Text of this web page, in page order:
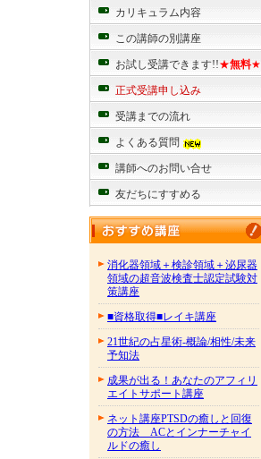
カリキュラム内容
この講師の別講座
お試し受講できます!!★無料★
正式受講申し込み
受講までの流れ
よくある質問
講師へのお問い合せ
友だちにすすめる
消化器領域＋検診領域＋泌尿器
領域の超音波検査士認定試験対
策講座
■資格取得■レイキ講座
21世紀の占星術-概論/相性/未来
予知法
成果が出る！あなたのアフィリ
エイトサポート講座
ネット講座PTSDの癒しと回復
の方法 ACとインナーチャイ
ルドの癒し